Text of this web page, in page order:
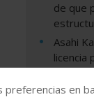
de que
Asahi
licencia
China
en